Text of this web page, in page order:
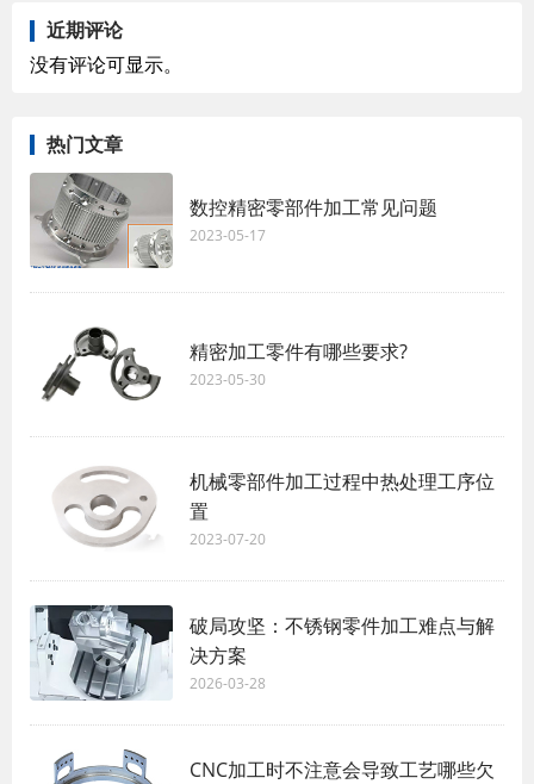
近期评论
没有评论可显示。
热门文章
数控精密零部件加工常见问题
2023-05-17
精密加工零件有哪些要求?
2023-05-30
机械零部件加工过程中热处理工序位
置
2023-07-20
破局攻坚：不锈钢零件加工难点与解
决方案
2026-03-28
CNC加工时不注意会导致工艺哪些欠